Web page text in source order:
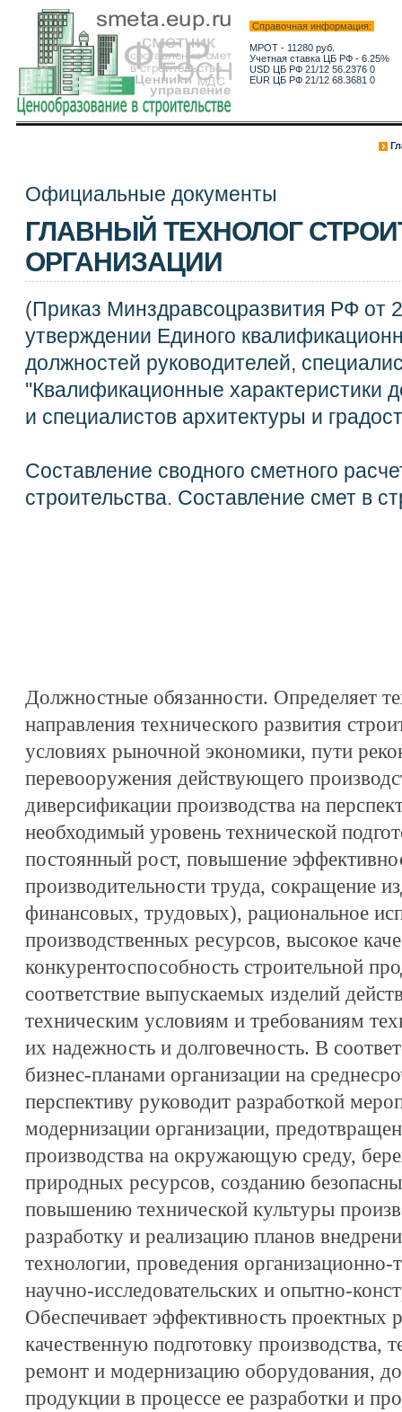
Справочная информация:
МРОТ - 11280 руб.
Учетная ставка ЦБ РФ - 6.25%
USD ЦБ РФ 21/12 56.2376 0
EUR ЦБ РФ 21/12 68.3681 0
Официальные документы
ГЛАВНЫЙ ТЕХНОЛОГ
ОРГАНИЗАЦИИ
(Приказ Минздравсоцразвития РФ от
утверждении Единого
должностей руководителей,
''Квалификационные характеристики
и специалистов архитектуры и
Составление сводного сметного
строительства. Составление смет в
Должностные обязанности. Определяет
направления технического развития
условиях рыночной экономики, пути
перевооружения действующего
диверсификации производства на
необходимый уровень технической
постоянный рост, повышение
производительности труда, сокращение
финансовых, трудовых), рациональное
производственных ресурсов, высокое
конкурентоспособность строительной
соответствие выпускаемых изделий
техническим условиям и требованиям
их надежность и долговечность. В
бизнес-планами организации на
перспективу руководит разработкой
модернизации организации,
производства на окружающую среду,
природных ресурсов, созданию
повышению технической культуры
разработку и реализацию планов
технологии, проведения
научно-исследовательских и опытно-
Обеспечивает эффективность
качественную подготовку производства,
ремонт и модернизацию оборудования,
продукции в процессе ее разработки и